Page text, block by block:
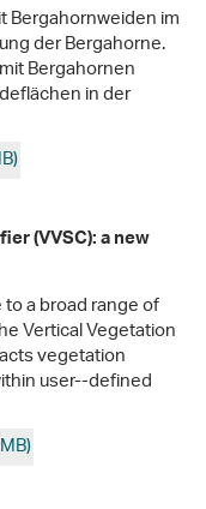
Bergahornweiden im
der Bergahorne.
Bergahornen
in der
(VVSC): a new
a broad range of
Vertical Vegetation
vegetation
user-­‐defined